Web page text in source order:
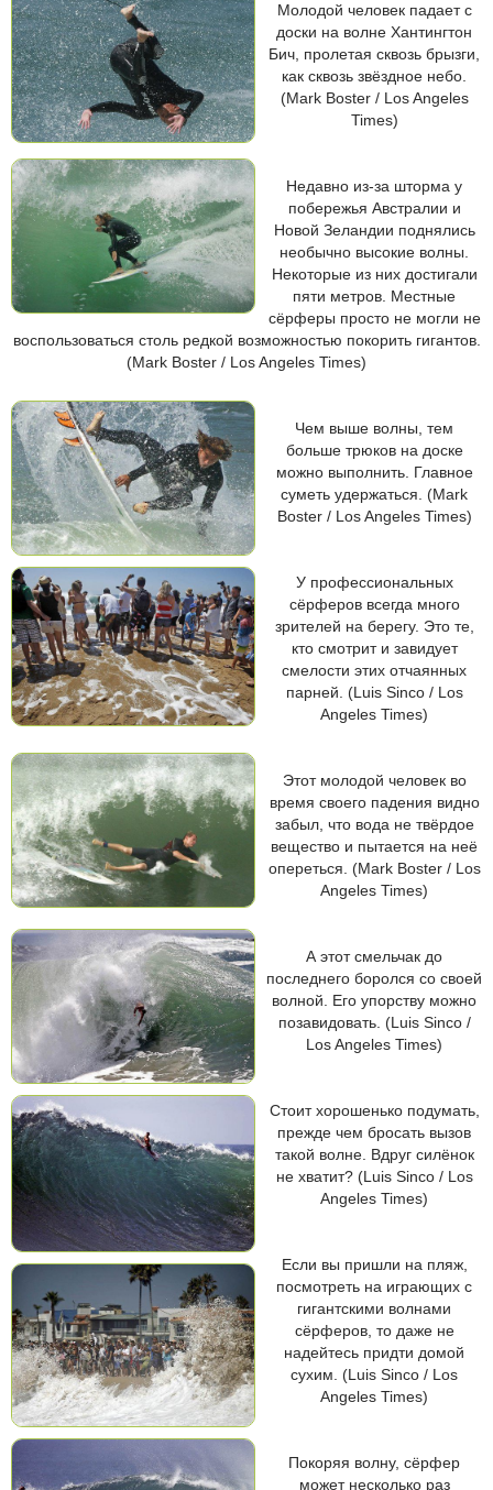
Молодой человек падает с
доски на волне Хантингтон
Бич, пролетая сквозь брызги,
как сквозь звёздное небо.
(Mark Boster / Los Angeles
Times)
Недавно из-за шторма у
побережья Австралии и
Новой Зеландии поднялись
необычно высокие волны.
Некоторые из них достигали
пяти метров. Местные
сёрферы просто не могли не
воспользоваться столь редкой возможностью покорить гигантов.
(Mark Boster / Los Angeles Times)
Чем выше волны, тем
больше трюков на доске
можно выполнить. Главное
суметь удержаться. (Mark
Boster / Los Angeles Times)
У профессиональных
сёрферов всегда много
зрителей на берегу. Это те,
кто смотрит и завидует
смелости этих отчаянных
парней. (Luis Sinco / Los
Angeles Times)
Этот молодой человек во
время своего падения видно
забыл, что вода не твёрдое
вещество и пытается на неё
опереться. (Mark Boster / Los
Angeles Times)
А этот смельчак до
последнего боролся со своей
волной. Его упорству можно
позавидовать. (Luis Sinco /
Los Angeles Times)
Стоит хорошенько подумать,
прежде чем бросать вызов
такой волне. Вдруг силёнок
не хватит? (Luis Sinco / Los
Angeles Times)
Если вы пришли на пляж,
посмотреть на играющих с
гигантскими волнами
сёрферов, то даже не
надейтесь придти домой
сухим. (Luis Sinco / Los
Angeles Times)
Покоряя волну, сёрфер
может несколько раз